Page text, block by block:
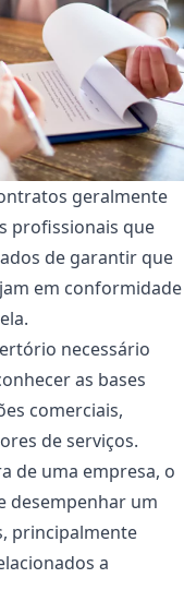
geralmente
profissionais que
de garantir que
em conformidade
necessário
as bases
comerciais,
de serviços.
de uma empresa, o
desempenhar um
principalmente
a